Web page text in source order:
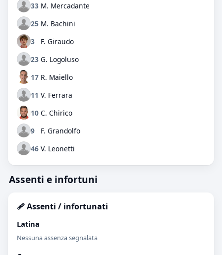
33 M. Mercadante
25 M. Bachini
3
F. Giraudo
23 G. Logoluso
17 R. Maiello
11 V. Ferrara
10 C. Chirico
9
F. Grandolfo
46 V. Leonetti
Assenti e infortuni
🩹 Assenti / infortunati
Latina
Nessuna assenza segnalata